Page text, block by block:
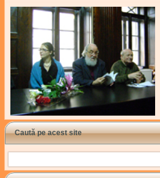
Caută pe acest site
Search